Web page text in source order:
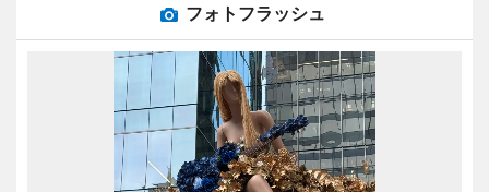
フォトフラッシュ